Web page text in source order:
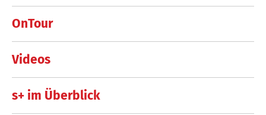
OnTour
Videos
s+ im Überblick